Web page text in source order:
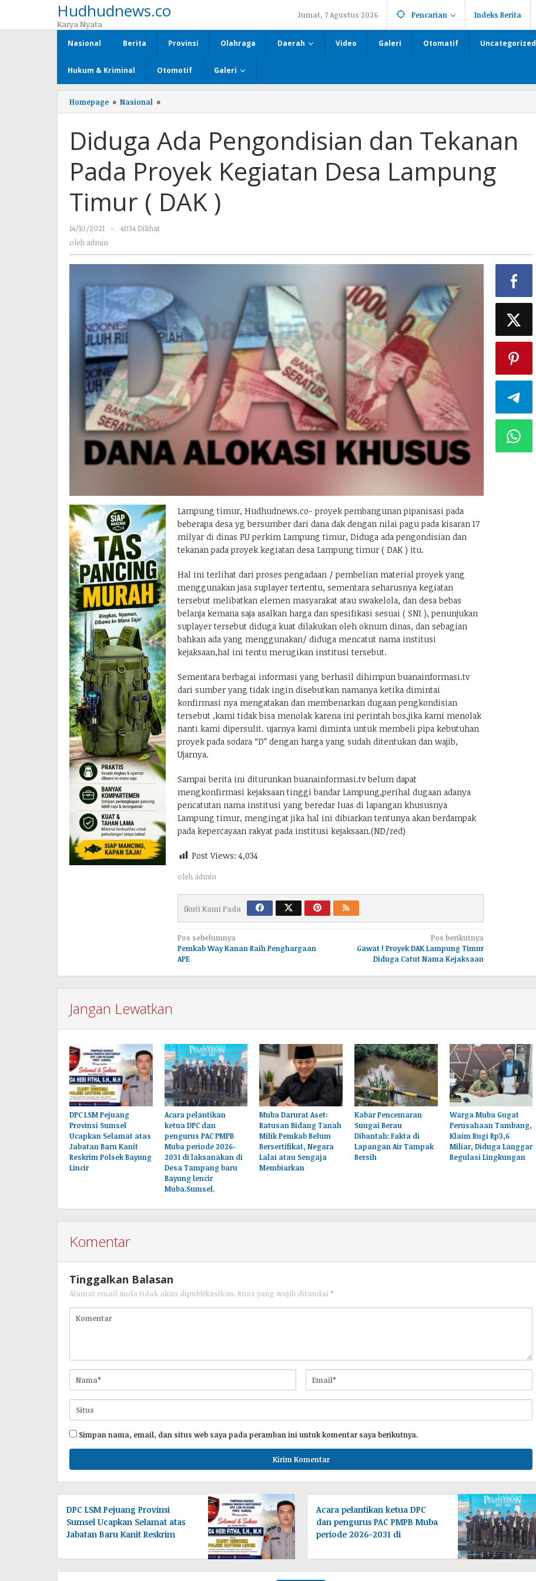
Hudhudnews.co
Karya Nyata
Jumat, 7 Agustus 2026 Pencarian Indeks Berita
Nasional Berita Provinsi Olahraga Daerah Video Galeri Otomatif Uncategorized
Hukum & Kriminal Otomotif Galeri
Homepage » Nasional »
Ada
dan
Tekanan
Proyek
Kegiatan
Desa
Lampung
Timur
Diduga Ada Pengondisian dan Tekanan
Pada Proyek Kegiatan Desa Lampung
Timur ( DAK )
14/10/2021
oleh
-
4034 Dilihat
oleh admin
Lampung timur, Hudhudnews.co- proyek pembangunan pipanisasi pada
beberapa desa yg bersumber dari dana dak dengan nilai pagu pada kisaran 17
milyar di dinas PU perkim Lampung timur, Diduga ada pengondisian dan
tekanan pada proyek kegiatan desa Lampung timur ( DAK ) itu.
Hal ini terlihat dari proses pengadaan / pembelian material proyek yang
menggunakan jasa suplayer tertentu, sementara seharusnya kegiatan
tersebut melibatkan elemen masyarakat atau swakelola, dan desa bebas
belanja kemana saja asalkan harga dan spesifikasi sesuai ( SNI ), penunjukan
suplayer tersebut diduga kuat dilakukan oleh oknum dinas, dan sebagian
bahkan ada yang menggunakan/ diduga mencatut nama institusi
kejaksaan,hal ini tentu merugikan institusi tersebut.
Sementara berbagai informasi yang berhasil dihimpun buanainformasi.tv
dari sumber yang tidak ingin disebutkan namanya ketika dimintai
konfirmasi nya mengatakan dan membenarkan dugaan pengkondisian
tersebut ,kami tidak bisa menolak karena ini perintah bos,jika kami menolak
nanti kami dipersulit. ujarnya kami diminta untuk membeli pipa kebutuhan
proyek pada sodara “D” dengan harga yang sudah ditentukan dan wajib,
Ujarnya.
Sampai berita ini diturunkan buanainformasi.tv belum dapat
mengkonfirmasi kejaksaan tinggi bandar Lampung,perihal dugaan adanya
pencatutan nama institusi yang beredar luas di lapangan khususnya
Lampung timur, mengingat jika hal ini dibiarkan tentunya akan berdampak
pada kepercayaan rakyat pada institusi kejaksaan.(ND/red)
Post Views: 4,034
oleh admin
Ikuti Kami Pada
Navigasi
pos
Pos sebelumnya
Pemkab Way Kanan Raih Penghargaan
APE
Pos berikutnya
Gawat ! Proyek DAK Lampung Timur
Diduga Catut Nama Kejaksaan
Jangan Lewatkan
DPC LSM Pejuang
Provinsi Sumsel
Ucapkan Selamat atas
Jabatan Baru Kanit
Reskrim Polsek Bayung
Lincir
Acara pelantikan
ketua DPC dan
pengurus PAC PMPB
Muba periode 2026-
2031 di laksanakan di
Desa Tampang baru
Bayung lencir
Muba.Sumsel.
Muba Darurat Aset:
Ratusan Bidang Tanah
Milik Pemkab Belum
Bersertifikat, Negara
Lalai atau Sengaja
Membiarkan
Kabar Pencemaran
Sungai Berau
Dibantah: Fakta di
Lapangan Air Tampak
Bersih
Warga Muba Gugat
Perusahaan Tambang,
Klaim Rugi Rp3,6
Miliar, Diduga Langgar
Regulasi Lingkungan
Komentar
Tinggalkan Balasan
Alamat email Anda tidak akan dipublikasikan. Ruas yang wajib ditandai *
Simpan nama, email, dan situs web saya pada peramban ini untuk komentar saya berikutnya.
DPC LSM Pejuang Provinsi
Sumsel Ucapkan Selamat atas
Jabatan Baru Kanit Reskrim
Acara pelantikan ketua DPC
dan pengurus PAC PMPB Muba
periode 2026-2031 di
baru Bayung lencir
Muba.Sumsel.